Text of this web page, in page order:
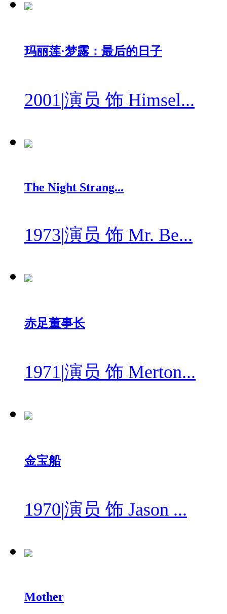
玛丽莲·梦露：最后的日子
2001|演员 饰 Himsel...
The Night Strang...
1973|演员 饰 Mr. Be...
赤足董事长
1971|演员 饰 Merton...
金宝船
1970|演员 饰 Jason ...
Mother